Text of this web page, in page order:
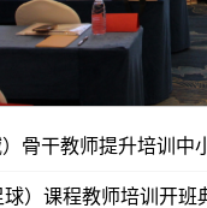
骨干教师提升培训中
）课程教师培训开班